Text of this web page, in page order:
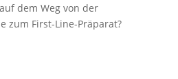
dem Weg von der
zum First-Line-Präparat?